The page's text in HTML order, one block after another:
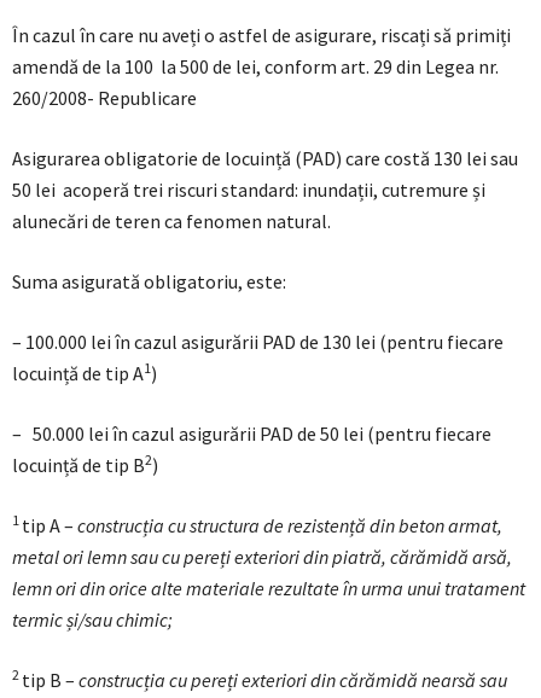
În cazul în care nu aveți o astfel de asigurare, riscați să primiți
amendă de la 100 la 500 de lei, conform art. 29 din Legea nr.
260/2008- Republicare
Asigurarea obligatorie de locuință (PAD) care costă 130 lei sau
50 lei acoperă trei riscuri standard: inundații, cutremure și
alunecări de teren ca fenomen natural.
Suma asigurată obligatoriu, este:
– 100.000 lei în cazul asigurării PAD de 130 lei (pentru fiecare
locuință de tip A1)
– 50.000 lei în cazul asigurării PAD de 50 lei (pentru fiecare
locuință de tip B2)
1 tip A – construcția cu structura de rezistență din beton armat,
metal ori lemn sau cu pereți exteriori din piatră, cărămidă arsă,
lemn ori din orice alte materiale rezultate în urma unui tratament
termic și/sau chimic;
2 tip B – construcția cu pereți exteriori din cărămidă nearsă sau